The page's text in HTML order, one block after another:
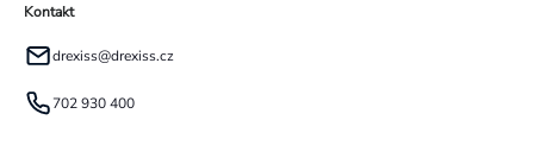
Kontakt
drexiss@drexiss.cz
702 930 400